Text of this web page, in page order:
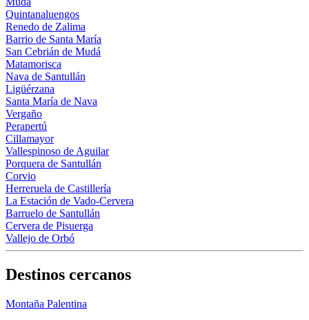
Quintanaluengos
Renedo de Zalima
Barrio de Santa María
San Cebrián de Mudá
Matamorisca
Nava de Santullán
Ligüérzana
Santa María de Nava
Vergaño
Perapertú
Cillamayor
Vallespinoso de Aguilar
Porquera de Santullán
Corvio
Herreruela de Castillería
La Estación de Vado-Cervera
Barruelo de Santullán
Cervera de Pisuerga
Vallejo de Orbó
Destinos cercanos
Montaña Palentina